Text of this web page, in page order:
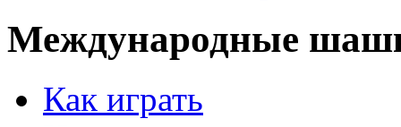
Международные
Как играть